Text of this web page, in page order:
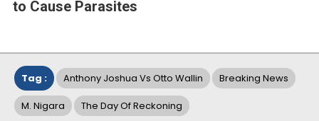
to Cause Parasites
Tag : Anthony Joshua Vs Otto Wallin Breaking News
M. Nigara The Day Of Reckoning